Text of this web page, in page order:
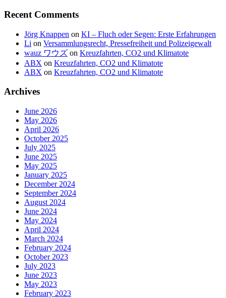
Recent Comments
Jörg Knappen on KI – Fluch oder Segen: Erste Erfahrungen
Li on Versammlungsrecht, Pressefreiheit und Polizeigewalt
wauz ワウズ on Kreuzfahrten, CO2 und Klimatote
ABX on Kreuzfahrten, CO2 und Klimatote
ABX on Kreuzfahrten, CO2 und Klimatote
Archives
June 2026
May 2026
April 2026
October 2025
July 2025
June 2025
May 2025
January 2025
December 2024
September 2024
August 2024
June 2024
May 2024
April 2024
March 2024
February 2024
October 2023
July 2023
June 2023
May 2023
February 2023